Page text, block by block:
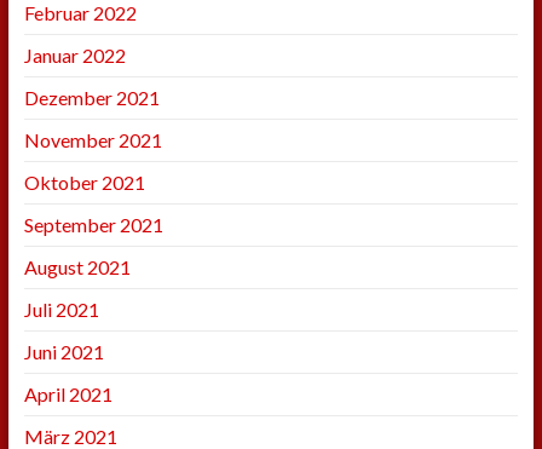
Februar 2022
Januar 2022
Dezember 2021
November 2021
Oktober 2021
September 2021
August 2021
Juli 2021
Juni 2021
April 2021
März 2021